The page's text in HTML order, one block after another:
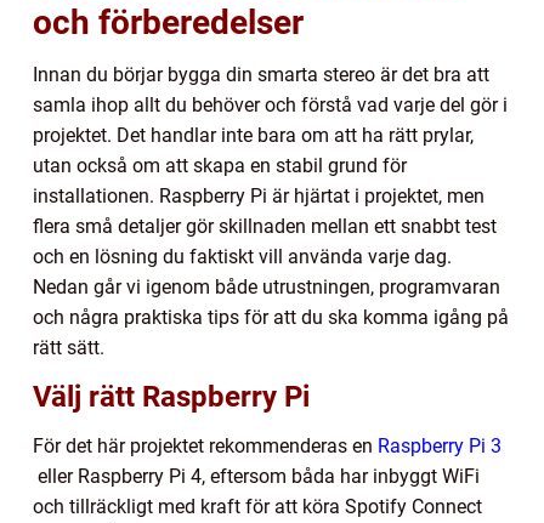
och förberedelser
Innan du börjar bygga din smarta stereo är det bra att
samla ihop allt du behöver och förstå vad varje del gör i
projektet. Det handlar inte bara om att ha rätt prylar,
utan också om att skapa en stabil grund för
installationen. Raspberry Pi är hjärtat i projektet, men
flera små detaljer gör skillnaden mellan ett snabbt test
och en lösning du faktiskt vill använda varje dag.
Nedan går vi igenom både utrustningen, programvaran
och några praktiska tips för att du ska komma igång på
rätt sätt.
Välj rätt Raspberry Pi
För det här projektet rekommenderas en Raspberry Pi 3
eller Raspberry Pi 4, eftersom båda har inbyggt WiFi
och tillräckligt med kraft för att köra Spotify Connect